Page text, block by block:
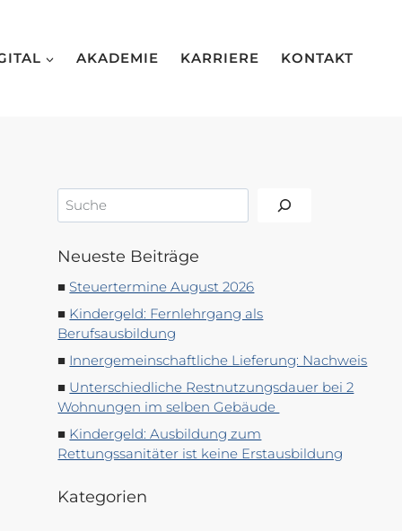
AKADEMIE KARRIERE KONTAKT
Suchen
Neueste Beiträge
Steuertermine August 2026
Kindergeld: Fernlehrgang als
Berufsausbildung
Innergemeinschaftliche Lieferung: Nachweis
Unterschiedliche Restnutzungsdauer bei 2
Wohnungen im selben Gebäude
Kindergeld: Ausbildung zum
Rettungssanitäter ist keine Erstausbildung
Kategorien